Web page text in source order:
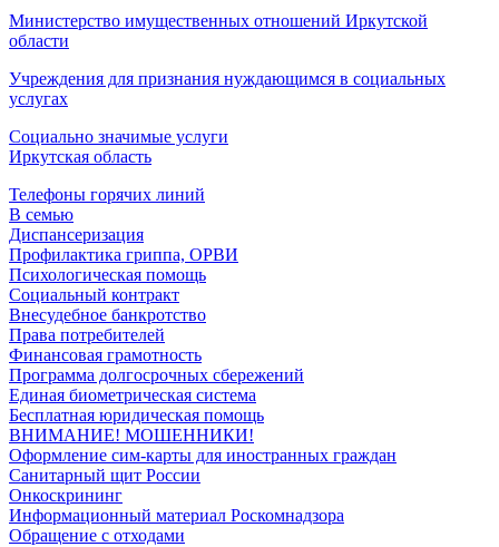
Министерство имущественных отношений Иркутской
области
Учреждения для признания нуждающимся в социальных
услугах
Социально значимые услуги
Иркутская область
Телефоны горячих линий
В семью
Диспансеризация
Профилактика гриппа, ОРВИ
Психологическая помощь
Социальный контракт
Внесудебное банкротство
Права потребителей
Финансовая грамотность
Программа долгосрочных сбережений
Единая биометрическая система
Бесплатная юридическая помощь
ВНИМАНИЕ! МОШЕННИКИ!
Оформление сим-карты для иностранных граждан
Санитарный щит России
Онкоскрининг
Информационный материал Роскомнадзора
Обращение с отходами